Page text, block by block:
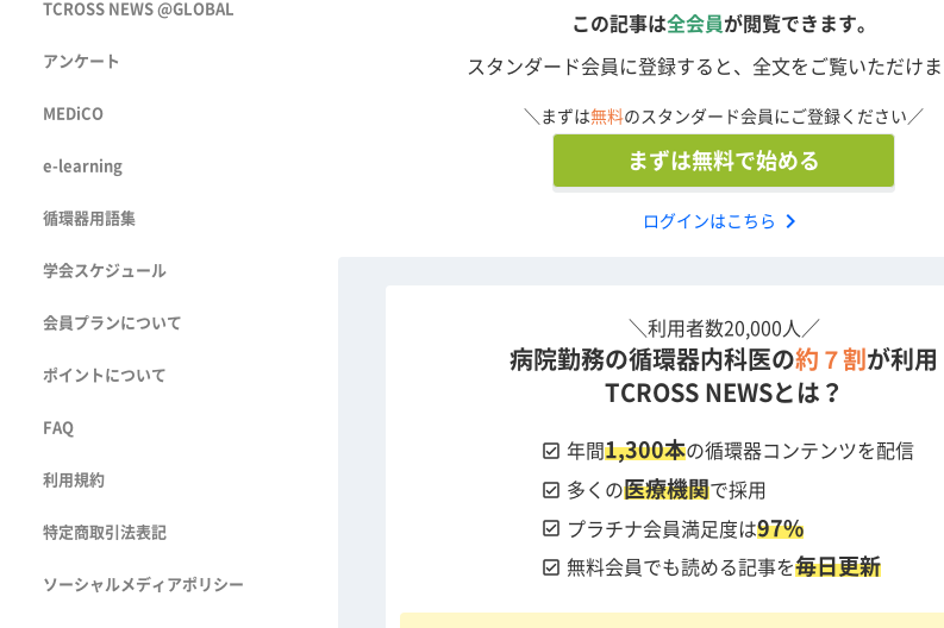
TCROSS NEWS @GLOBAL
アンケート
MEDiCO
e-learning
循環器用語集
学会スケジュール
会員プランについて
ポイントについて
FAQ
利用規約
特定商取引法表記
ソーシャルメディアポリシー
この記事は全会員が閲覧できます。
スタンダード会員に登録すると、全文をご覧いただけま
＼まずは無料のスタンダード会員にご登録ください／
まずは無料で始める
ログインはこちら chevron_right
＼利用者数20,000人／
病院勤務の循環器内科医の約７割 が利用
TCROSS NEWSとは？
check_box 年間1,300本の循環器コンテンツを配信
check_box 多くの医療機関で採用
check_box プラチナ会員満足度は97%
check_box 無料会員でも読める記事を毎日更新